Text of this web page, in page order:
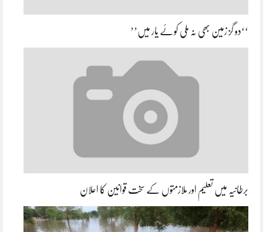
‘‘دو گز زمین بھی نہ ملی کوئے یار میں’’
برطانیہ میں تعلیم اور ملازمتوں کے سخت قوانین کا اعلان